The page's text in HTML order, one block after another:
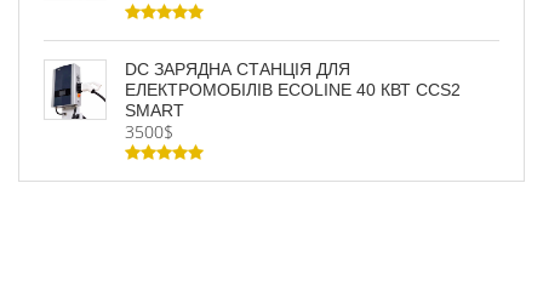
DC ЗАРЯДНА СТАНЦІЯ ДЛЯ
ЕЛЕКТРОМОБІЛІВ ECOLINE 40 КВТ CCS2
SMART
3500$